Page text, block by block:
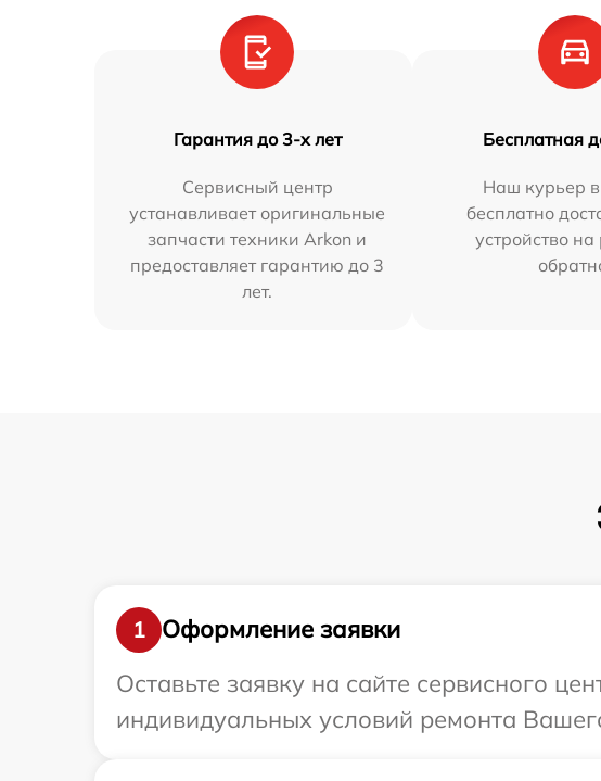
Гарантия до 3-х лет
Сервисный центр
устанавливает оригинальные
запчасти техники Arkon и
предоставляет гарантию до 3
лет.
Бесплатная
Наш курьер
бесплатно
устройство
1
Оформление заявки
Оставьте заявку на сайте сервисного
индивидуальных условий ремонта